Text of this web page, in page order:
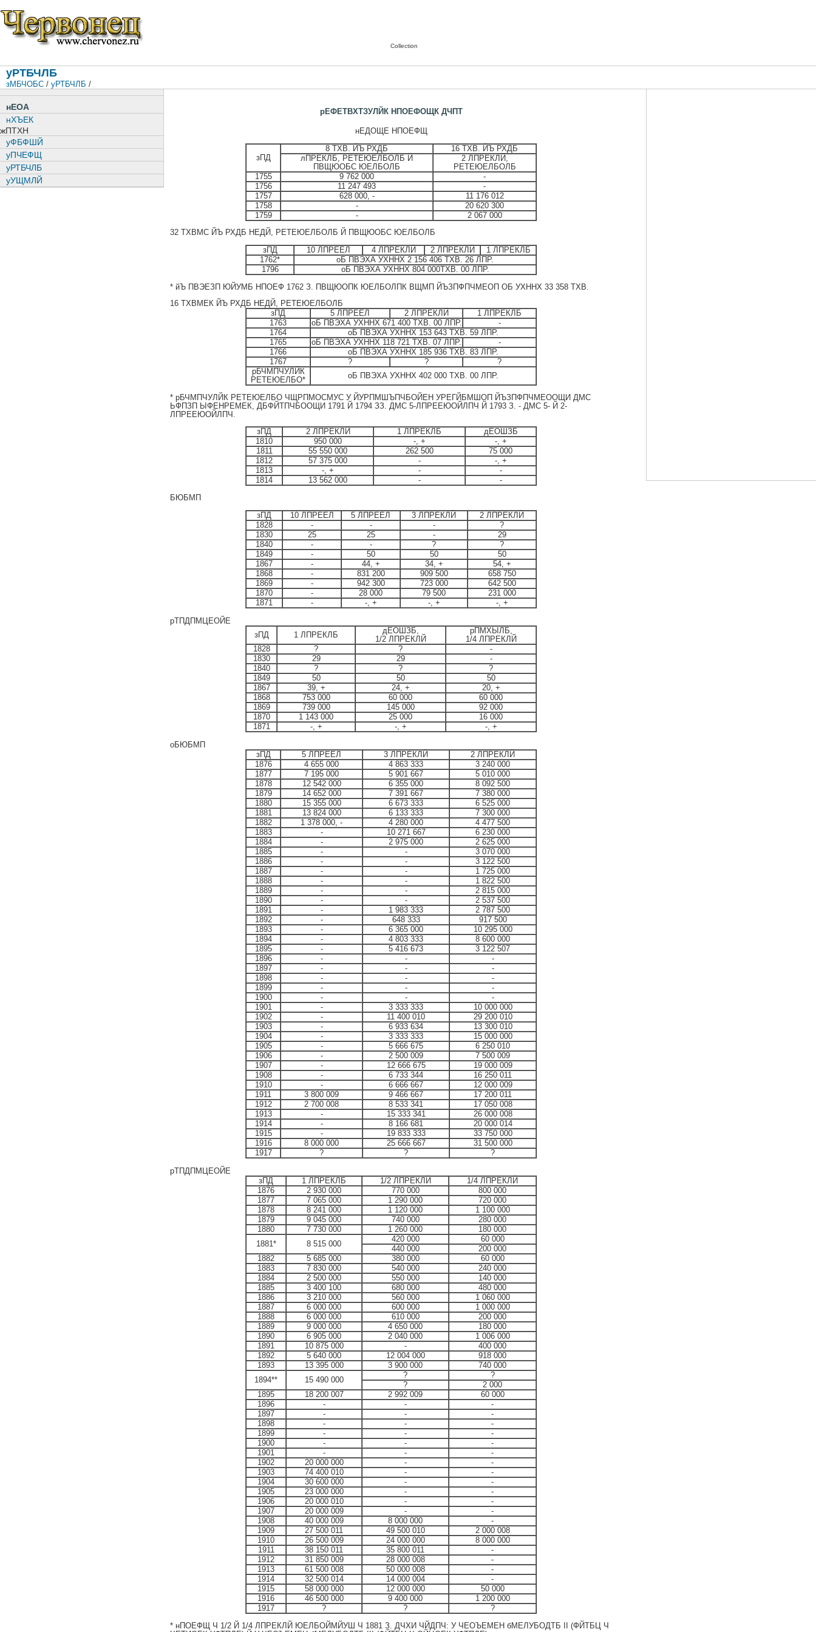
Collection
уРТБЧЛБ
зМБЧОБС / уРТБЧЛБ /
нЕОА
нХЪЕК
жПТХН
уФБФШЙ
уПЧЕФЩ
уРТБЧЛБ
уУЩМЛЙ
рЕФЕТВХТЗУЛЙК НПОЕФОЩК ДЧПТ
нЕДОЩЕ НПОЕФЩ
зПД
8 ТХВ. ЙЪ РХДБ
16 ТХВ. ЙЪ РХДБ
лПРЕКЛБ, РЕТЕЮЕЛБОЛБ Й
ПВЩЮОБС ЮЕЛБОЛБ
2 ЛПРЕКЛЙ,
РЕТЕЮЕЛБОЛБ
1755
9 762 000
-
1756
11 247 493
-
1757
628 000, -
11 176 012
1758
-
20 620 300
1759
-
2 067 000
32 ТХВМС ЙЪ РХДБ НЕДЙ, РЕТЕЮЕЛБОЛБ Й ПВЩЮОБС ЮЕЛБОЛБ
зПД
10 ЛПРЕЕЛ 4 ЛПРЕКЛЙ 2 ЛПРЕКЛЙ
1 ЛПРЕКЛБ
1762*
оБ ПВЭХА УХННХ 2 156 406 ТХВ. 26 ЛПР.
1796
оБ ПВЭХА УХННХ 804 000ТХВ. 00 ЛПР.
* йЪ ПВЭЕЗП ЮЙУМБ НПОЕФ 1762 З. ПВЩЮОПК ЮЕЛБОЛПК ВЩМП ЙЪЗПФПЧМЕОП ОБ УХННХ 33 358 ТХВ.
16 ТХ ВМЕК ЙЪ РХДБ НЕДЙ, РЕТЕЮЕЛБОЛБ
зПД
5 ЛПРЕЕЛ 2 ЛПРЕКЛЙ
1 ЛПРЕКЛБ
1763
оБ ПВЭХА УХННХ 671 400 ТХВ. 00 ЛПР.
-
1764
оБ ПВЭХА УХННХ 153 643 ТХВ. 59 ЛПР.
1765
оБ ПВЭХА УХННХ 118 721 ТХВ. 07 ЛПР.
-
1766
оБ ПВЭХА УХННХ 185 936 ТХВ. 83 ЛПР.
1767
? ?
?
рБЧМПЧУЛЙК
РЕТЕЮЕЛБО*
оБ ПВЭХА УХННХ 402 000 ТХВ. 00 ЛПР.
* рБЧМПЧУЛЙК РЕТЕЮЕЛБО ЧЩРПМОСМУС У ЙУРПМШЪПЧБОЙЕН УРЕГЙБМШОП ЙЪЗПФПЧМЕООЩИ ДМС
ЬФПЗП ЫФЕНРЕМЕК, ДБФЙТПЧБООЩИ 1791 Й 1794 ЗЗ. ДМС 5-ЛПРЕЕЮОЙЛПЧ Й 1793 З. - ДМС 5- Й 2-
ЛПРЕЕЮОЙЛПЧ.
зПД
2 ЛПРЕКЛЙ 1 ЛПРЕКЛБ
дЕОШЗБ
1810
950 000 -, +
-, +
1811
55 550 000 262 500
75 000
1812
57 375 000 -
-, +
1813
-, + -
-
1814
13 562 000 -
-
БЮБМП
зПД
10 ЛПРЕЕЛ 5 ЛПРЕЕЛ 3 ЛПРЕКЛЙ
2 ЛПРЕКЛЙ
1828
- - -
?
1830
25 25 -
29
1840
- - ?
?
1849
- 50 50
50
1867
- 44, + 34, +
54, +
1868
- 831 200 909 500
658 750
1869
- 942 300 723 000
642 500
1870
- 28 000 79 500
231 000
1871
- -, + -, +
-, +
рТПДПМЦЕОЙЕ
зПД
1 ЛПРЕКЛБ
дЕОШЗБ,
1/2 ЛПРЕКЛЙ
рПМХЫЛБ,
1/4 ЛПРЕКЛЙ
1828
? ?
-
1830
29 29
-
1840
? ?
?
1849
50 50
50
1867
39, + 24, +
20, +
1868
753 000 60 000
60 000
1869
739 000 145 000
92 000
1870
1 143 000 25 000
16 000
1871
-, + -, +
-, +
оБЮБМП
зПД
5 ЛПРЕЕЛ 3 ЛПРЕКЛЙ
2 ЛПРЕКЛЙ
1876
4 655 000 4 863 333
3 240 000
1877
7 195 000 5 901 667
5 010 000
1878
12 542 000 6 355 000
8 092 500
1879
14 652 000 7 391 667
7 380 000
1880
15 355 000 6 673 333
6 525 000
1881
13 824 000 6 133 333
7 300 000
1882
1 378 000, - 4 280 000
4 477 500
1883
- 10 271 667
6 230 000
1884
- 2 975 000
2 625 000
1885
- -
3 070 000
1886
- -
3 122 500
1887
- -
1 725 000
1888
- -
1 822 500
1889
- -
2 815 000
1890
- -
2 537 500
1891
- 1 983 333
2 787 500
1892
- 648 333
917 500
1893
- 6 365 000
10 295 000
1894
- 4 803 333
8 600 000
1895
- 5 416 673
3 122 507
1896
- -
-
1897
- -
-
1898
- -
-
1899
- -
-
1900
- -
-
1901
- 3 333 333
10 000 000
1902
- 11 400 010
29 200 010
1903
- 6 933 634
13 300 010
1904
- 3 333 333
15 000 000
1905
- 5 666 675
6 250 010
1906
- 2 500 009
7 500 009
1907
- 12 666 675
19 000 009
1908
- 6 733 344
16 250 011
1910
- 6 666 667
12 000 009
1911
3 800 009 9 466 667
17 200 011
1912
2 700 008 8 533 341
17 050 008
1913
- 15 333 341
26 000 008
1914
- 8 166 681
20 000 014
1915
- 19 833 333
33 750 000
1916
8 000 000 25 666 667
31 500 000
1917
? ?
?
рТПДПМЦЕОЙЕ
зПД
1 ЛПРЕКЛБ 1/2 ЛПРЕКЛЙ
1/4 ЛПРЕКЛЙ
1876
2 930 000 770 000
800 000
1877
7 065 000 1 290 000
720 000
1878
8 241 000 1 120 000
1 100 000
1879
9 045 000 740 000
280 000
1880
7 730 000 1 260 000
180 000
1881*
8 515 000
420 000
60 000
440 000
200 000
1882
5 685 000 380 000
60 000
1883
7 830 000 540 000
240 000
1884
2 500 000 550 000
140 000
1885
3 400 100 680 000
480 000
1886
3 210 000 560 000
1 060 000
1887
6 000 000 600 000
1 000 000
1888
6 000 000 610 000
200 000
1889
9 000 000 4 650 000
180 000
1890
6 905 000 2 040 000
1 006 000
1891
10 875 000 -
400 000
1892
5 640 000 12 004 000
918 000
1893
13 395 000 3 900 000
740 000
1894**
15 490 000
?
?
?
2 000
1895
18 200 007 2 992 009
60 000
1896
- -
-
1897
- -
-
1898
- -
-
1899
- -
-
1900
- -
-
1901
- -
-
1902
20 000 000 -
-
1903
74 400 010 -
-
1904
30 600 000 -
-
1905
23 000 000 -
-
1906
20 000 010 -
-
1907
20 000 009 -
-
1908
40 000 009 8 000 000
-
1909
27 500 011 49 500 010
2 000 008
1910
26 500 009 24 000 000
8 000 000
1911
38 150 011 35 800 011
-
1912
31 850 009 28 000 008
-
1913
61 500 008 50 000 008
-
1914
32 500 014 14 000 004
-
1915
58 000 000 12 000 000
50 000
1916
46 500 000 9 400 000
1 200 000
1917
? ?
?
* нПОЕФЩ Ч 1/2 Й 1/4 ЛПРЕКЛЙ ЮЕЛБОЙМЙУШ Ч 1881 З. ДЧХИ ЧЙДПЧ: У ЧЕОЪЕМЕН бМЕЛУБОДТБ II (ФЙТБЦ Ч